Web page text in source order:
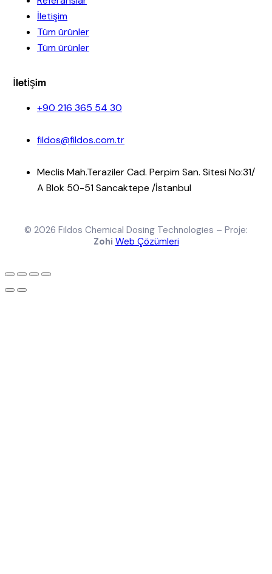
İletişim
Tüm ürünler
Tüm ürünler
İletişim
+90 216 365 54 30
fildos@fildos.com.tr
Meclis Mah.Teraziler Cad. Perpim San. Sitesi No:31/
A Blok 50-51 Sancaktepe /İstanbul
© 2026 Fildos Chemical Dosing Technologies – Proje:
Zohi Web Çözümleri